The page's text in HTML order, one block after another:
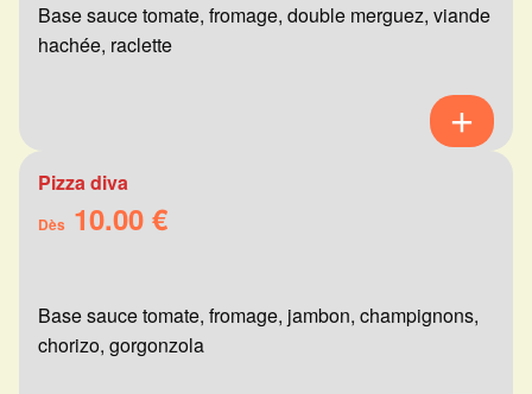
Base sauce tomate, fromage, double merguez, viande
hachée, raclette
Pizza diva
Dès 10.00 €
Base sauce tomate, fromage, jambon, champignons,
chorizo, gorgonzola